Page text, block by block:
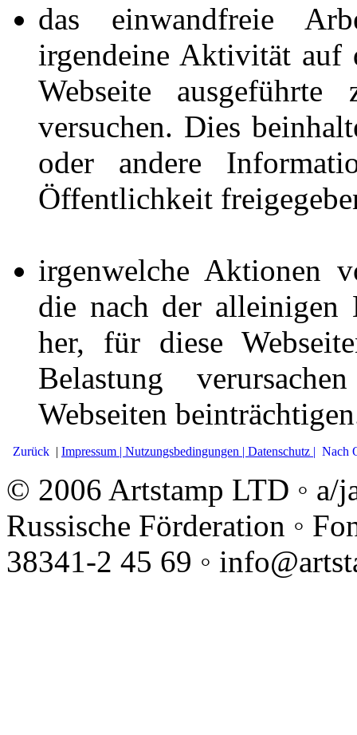
das einwandfreie
irgendeine Aktivität auf
Webseite
versuchen. Dies
oder andere
Öffentlichkeit
irgenwelche Aktionen
die nach der alleinigen
her, für diese
Belastung
Webseiten
Zurück | Impressum | Nutzungsbedingungen | Datenschutz | Nach
© 2006 Artstamp LTD ◦ a/
Russische Förderation ◦
38341-2 45 69 ◦